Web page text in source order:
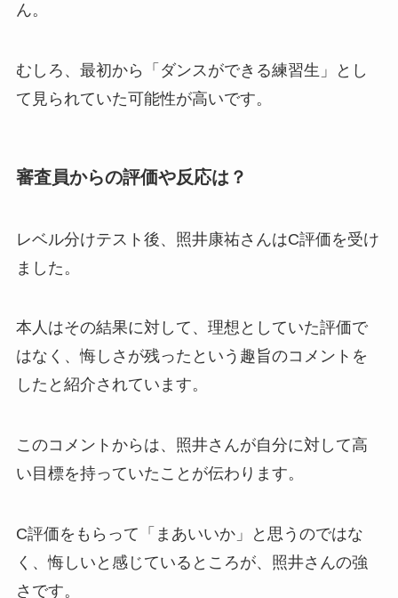
ん。
むしろ、最初から「ダンスができる練習生」とし
て見られていた可能性が高いです。
審査員からの評価や反応は？
レベル分けテスト後、照井康祐さんはC評価を受け
ました。
本人はその結果に対して、理想としていた評価で
はなく、悔しさが残ったという趣旨のコメントを
したと紹介されています。
このコメントからは、照井さんが自分に対して高
い目標を持っていたことが伝わります。
C評価をもらって「まあいいか」と思うのではな
く、悔しいと感じているところが、照井さんの強
さです。